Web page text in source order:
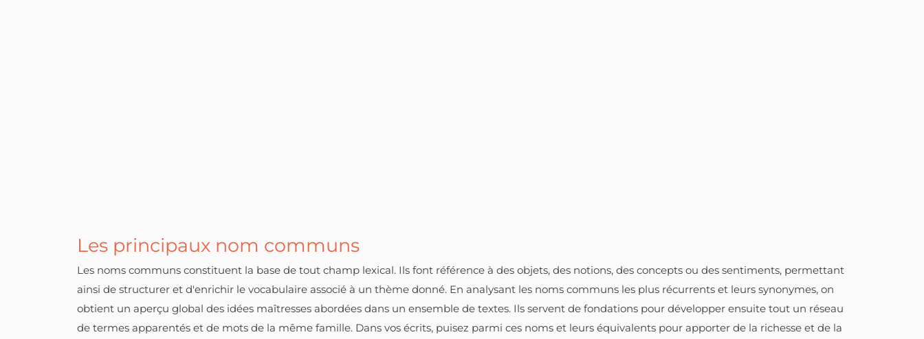
Les principaux nom communs
Les noms communs constituent la base de tout champ lexical. Ils font référence à des objets, des notions, des concepts ou des sentiments, permettant
ainsi de structurer et d'enrichir le vocabulaire associé à un thème donné. En analysant les noms communs les plus récurrents et leurs synonymes, on
obtient un aperçu global des idées maîtresses abordées dans un ensemble de textes. Ils servent de fondations pour développer ensuite tout un réseau
de termes apparentés et de mots de la même famille. Dans vos écrits, puisez parmi ces noms et leurs équivalents pour apporter de la richesse et de la